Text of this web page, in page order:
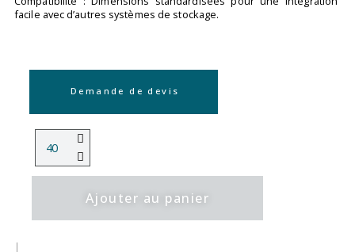
facile avec d’autres systèmes de stockage.
Demande de devis
Ajouter au panier